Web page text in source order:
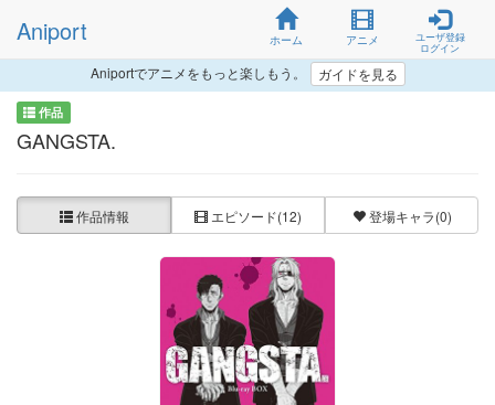
Aniport ホーム アニメ
ユーザ登録
ログイン
Aniportでアニメをもっと楽しもう。 ガイドを見る
作品
GANGSTA.
作品情報 エピソード(12) 登場キャラ(0)